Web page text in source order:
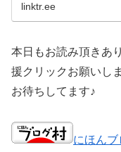
linktr.ee
本日もお読み頂きあ
援クリックお願いし
お待ちしてます♪
にほん